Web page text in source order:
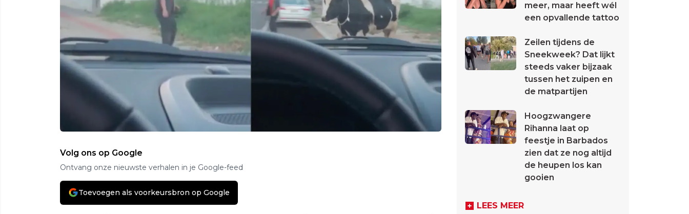
Volg ons op Google
Ontvang onze nieuwste verhalen in je Google-feed
Toevoegen als voorkeursbron op Google
meer, maar heeft wél
een opvallende tattoo
Zeilen tijdens de
Sneekweek? Dat lijkt
steeds vaker bijzaak
tussen het zuipen en
de matpartijen
Hoogzwangere
Rihanna laat op
feestje in Barbados
zien dat ze nog altijd
de heupen los kan
gooien
LEES MEER